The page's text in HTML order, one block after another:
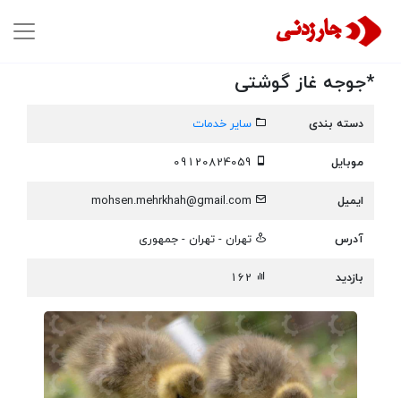
*جوجه غاز گوشتی
دسته بندی
سایر خدمات
موبایل
ایمیل
mohsen.mehrkhah@gmail.com
آدرس
تهران - تهران - جمهوری
بازدید